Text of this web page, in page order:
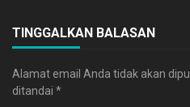
TINGGALKAN BALASAN
Alamat email Anda tidak akan
ditandai *